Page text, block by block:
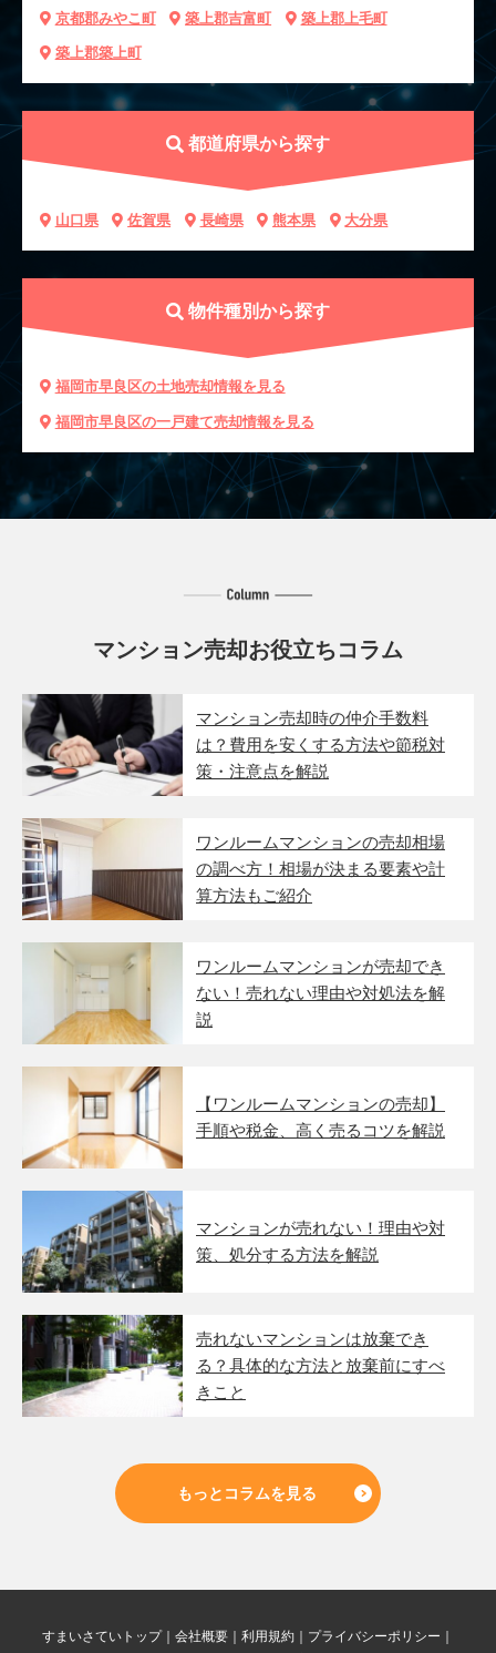
京都郡みやこ町 築上郡吉富町 築上郡上毛町
築上郡築上町
都道府県から探す
山口県 佐賀県 長崎県 熊本県 大分県
物件種別から探す
福岡市早良区の土地売却情報を見る
福岡市早良区の一戸建て売却情報を見る
マンション売却お役立ちコラム
マンション売却時の仲介手数料
は？費用を安くする方法や節税対
策・注意点を解説
ワンルームマンションの売却相場
の調べ方！相場が決まる要素や計
算方法もご紹介
ワンルームマンションが売却でき
ない！売れない理由や対処法を解
説
【ワンルームマンションの売却】
手順や税金、高く売るコツを解説
マンションが売れない！理由や対
策、処分する方法を解説
売れないマンションは放棄でき
る？具体的な方法と放棄前にすべ
きこと
もっとコラムを見る
すまいさていトップ 会社概要 利用規約
プライバシーポリシー